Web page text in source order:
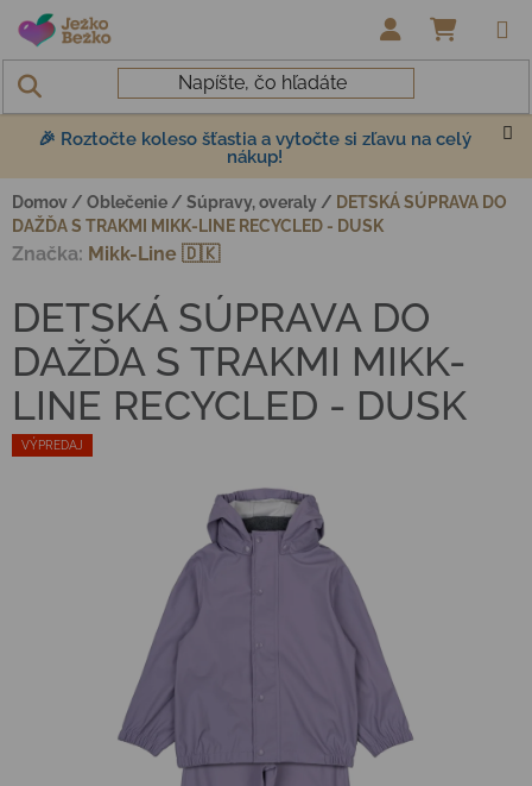
Prejsť na obsah
🎉 Roztočte koleso šťastia a vytočte si zľavu na celý
nákup!
Domov / Oblečenie / Súpravy, overaly / DETSKÁ SÚPRAVA DO
DAŽĎA S TRAKMI MIKK-LINE RECYCLED - DUSK
VÝPREDAJ
DETSKÁ SÚPRAVA DO
DAŽĎA S TRAKMI MIKK-
LINE RECYCLED - DUSK
Značka: Mikk-Line 🇩🇰